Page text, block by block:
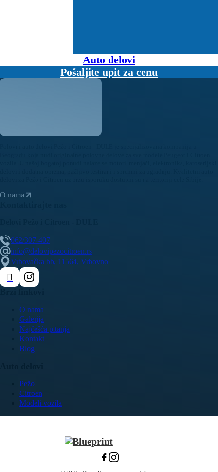
Auto delovi
Pošaljite upit za cenu
O nama
O nama
Galerija
Najčešća pitanja
Kontakt
Blog
Pežo
Citroen
Modeli vozila
062/307-407
info@delovipezocitroen.rs
Vrbovačka bb, 11564, Vrbovno